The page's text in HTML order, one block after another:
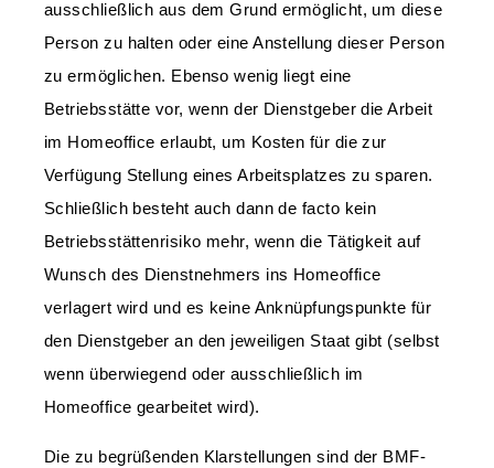
ausschließlich aus dem Grund ermöglicht, um diese
Person zu halten oder eine Anstellung dieser Person
zu ermöglichen. Ebenso wenig liegt eine
Betriebsstätte vor, wenn der Dienstgeber die Arbeit
im Homeoffice erlaubt, um Kosten für die zur
Verfügung Stellung eines Arbeitsplatzes zu sparen.
Schließlich besteht auch dann de facto kein
Betriebsstättenrisiko mehr, wenn die Tätigkeit auf
Wunsch des Dienstnehmers ins Homeoffice
verlagert wird und es keine Anknüpfungspunkte für
den Dienstgeber an den jeweiligen Staat gibt (selbst
wenn überwiegend oder ausschließlich im
Homeoffice gearbeitet wird).
Die zu begrüßenden Klarstellungen sind der BMF-